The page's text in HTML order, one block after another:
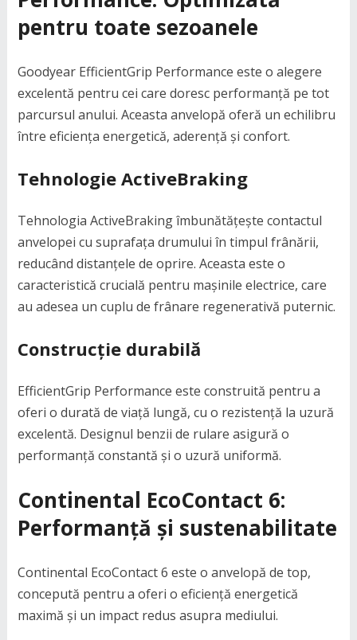
pentru toate sezoanele
Goodyear EfficientGrip Performance este o alegere
excelentă pentru cei care doresc performanță pe tot
parcursul anului. Aceasta anvelopă oferă un echilibru
între eficiența energetică, aderență și confort.
Tehnologie ActiveBraking
Tehnologia ActiveBraking îmbunătățește contactul
anvelopei cu suprafața drumului în timpul frânării,
reducând distanțele de oprire. Aceasta este o
caracteristică crucială pentru mașinile electrice, care
au adesea un cuplu de frânare regenerativă puternic.
Construcție durabilă
EfficientGrip Performance este construită pentru a
oferi o durată de viață lungă, cu o rezistență la uzură
excelentă. Designul benzii de rulare asigură o
performanță constantă și o uzură uniformă.
Continental EcoContact 6:
Performanță și sustenabilitate
Continental EcoContact 6 este o anvelopă de top,
concepută pentru a oferi o eficiență energetică
maximă și un impact redus asupra mediului.